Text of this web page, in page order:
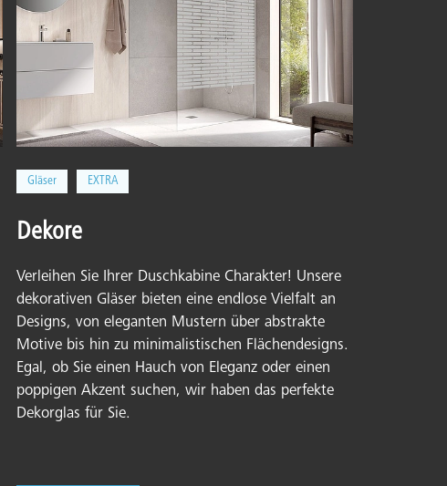
Gläser EXTRA
Dekore
Verleihen Sie Ihrer Duschkabine Charakter! Unsere
dekorativen Gläser bieten eine endlose Vielfalt an
Designs, von eleganten Mustern über abstrakte
Motive bis hin zu minimalistischen Flächendesigns.
Egal, ob Sie einen Hauch von Eleganz oder einen
poppigen Akzent suchen, wir haben das perfekte
Dekorglas für Sie.